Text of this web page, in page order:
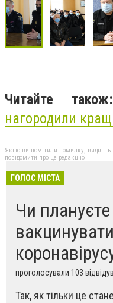
Читайте
нагородили
Якщо ви помітили помилку, виділіть
повідомити про це редакцію
ГОЛОС МІСТА
Чи
проголосували 103
Так, як тільки це